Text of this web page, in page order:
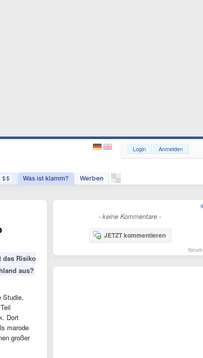
$$ Was ist klamm? Werben
Login Anmelden
das Risiko
aus?
Studie,
Dort
marode
großer
- keine Kommentare -
JETZT kommentieren
forum